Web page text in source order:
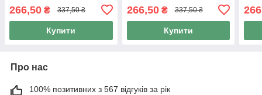
266,50 ₴ 337,50 ₴
Купити
266,50₴ 337,50 ₴
Купити
Про нас
100% позитивних з 567 відгуків за рік